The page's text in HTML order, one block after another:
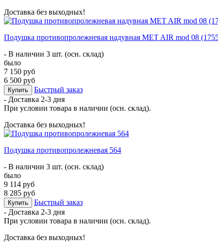
Доставка без выходных!
Подушка противопролежневая надувная MET AIR mod 08
- В наличии 3 шт. (осн. склад)
было
7 150 руб
6 500 руб
Купить
Быстрый заказ
- Доставка 2-3 дня
При условии товара в наличии (осн. склад).
Доставка без выходных!
Подушка противопролежневая 564
- В наличии 3 шт. (осн. склад)
было
9 114 руб
8 285 руб
Купить
Быстрый заказ
- Доставка 2-3 дня
При условии товара в наличии (осн. склад).
Доставка без выходных!